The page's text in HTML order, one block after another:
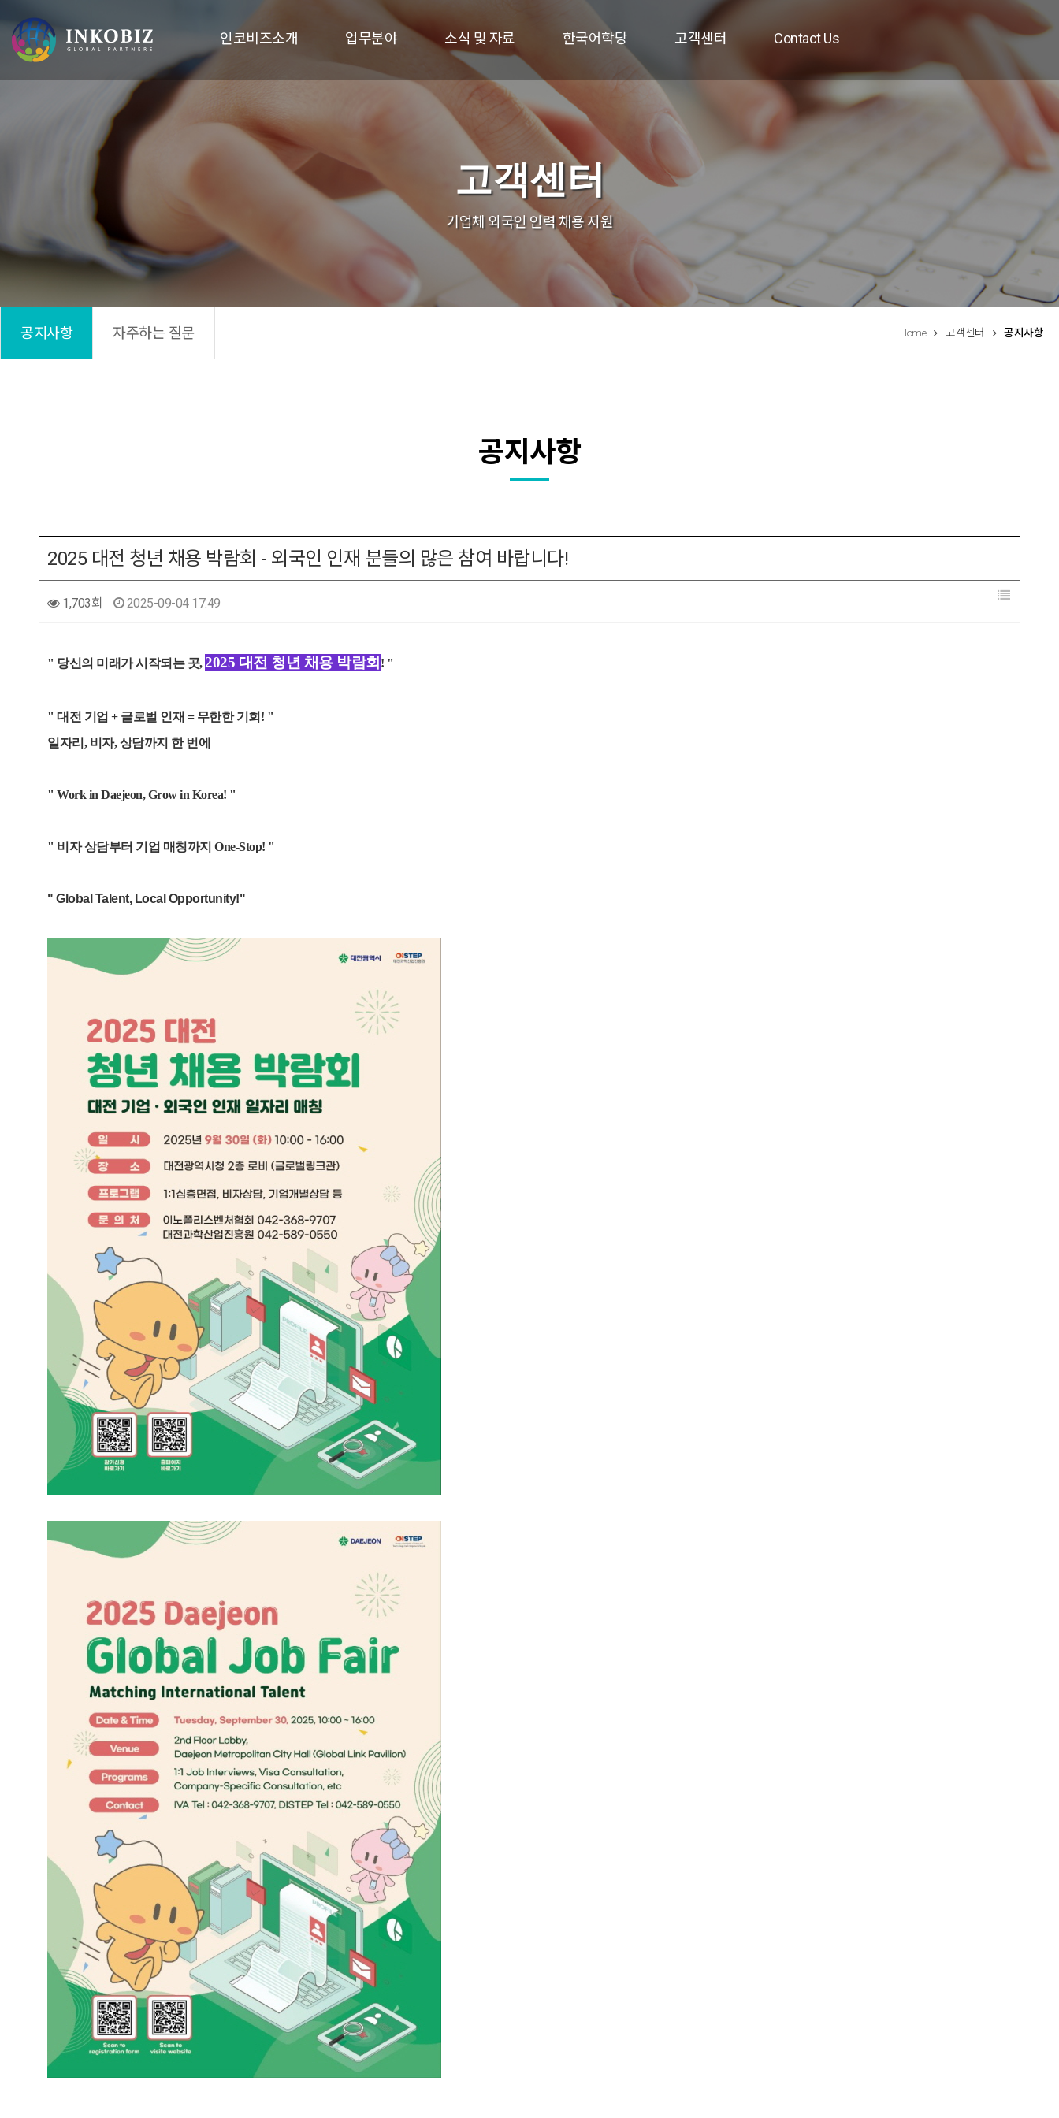
인코비즈소개 업무분야 소식 및 자료 한국어학당 고객센터 Contact Us
고객센터
기업체 외국인 인력 채용 지원
공지사항 자주하는 질문 Home 고객센터 공지사항
공지사항
2025 대전 청년 채용 박람회 - 외국인 인재 분들의 많은 참여 바랍니다!
1,703회 2025-09-04 17:49
" 당신의 미래가 시작되는 곳,2025 대전 청년 채용 박람회 ! "
" 대전 기업 + 글로벌 인재 = 무한한 기회! "
일자리, 비자, 상담까지 한 번에
" Work in Daejeon, Grow in Korea! "
" 비자 상담부터 기업 매칭까지 One-Stop! "
" Global Talent, Local Opportunity!"